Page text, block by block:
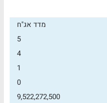
מדד אג"ח
5
4
1
0
9,522,272,500